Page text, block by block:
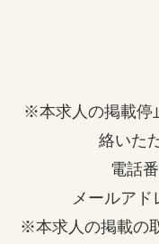
※本求人の掲載停
絡いた
電話
メールア
※本求人の掲載の